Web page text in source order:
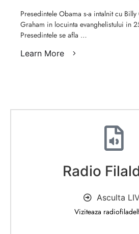
Billy Graham
Presedintele Obama s-a intalnit cu
Graham in locuinta evanghelistului in
Presedintele se afla …
Learn More
Radio
Asculta
Viziteaza